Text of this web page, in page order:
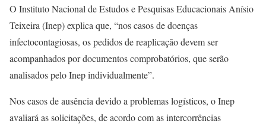
O Instituto Nacional de Estudos e Pesquisas Educacionais Anísio
Teixeira (Inep) explica que, “nos casos de doenças
infectocontagiosas, os pedidos de reaplicação devem ser
acompanhados por documentos comprobatórios, que serão
analisados pelo Inep individualmente”.
Nos casos de ausência devido a problemas logísticos, o Inep
avaliará as solicitações, de acordo com as intercorrências